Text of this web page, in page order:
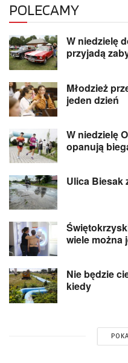
POLECAMY
W niedzielę
przyjadą
Młodzież
jeden dzień
W niedzielę
opanują
Ulica Biesak
wiele można
Nie będzie
kiedy